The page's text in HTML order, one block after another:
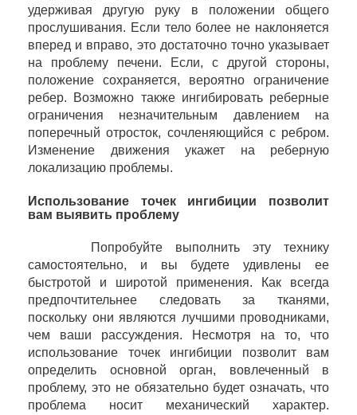
удерживая другую руку в положении общего
прослушивания. Если тело более не наклоняется
вперед и вправо, это достаточно точно указывает
на проблему печени. Если, с другой стороны,
положение сохраняется, вероятно ограничение
ребер. Возможно также ингибировать реберные
ограничения незначительным давлением на
поперечный отросток, сочленяющийся с ребром.
Изменение движения укажет на реберную
локализацию проблемы.
Использование точек ингибиции позволит
вам выявить проблему
Попробуйте выполнить эту технику
самостоятельно, и вы будете удивлены ее
быстротой и широтой применения. Как всегда
предпочтительнее следовать за тканями,
поскольку они являются лучшими проводниками,
чем ваши рассуждения. Несмотря на то, что
использование точек ингибиции позволит вам
определить основной орган, вовлеченный в
проблему, это не обязательно будет означать, что
проблема носит механический характер.